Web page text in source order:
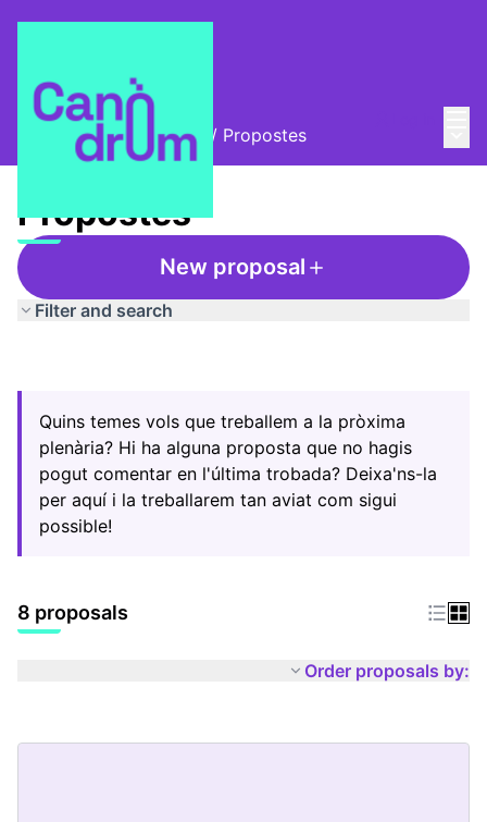
Trobades i assemblees / Propostes
Propostes
New proposal
Filter and search
Quins temes vols que treballem a la pròxima
plenària? Hi ha alguna proposta que no hagis
pogut comentar en l'última trobada? Deixa'ns-la
per aquí i la treballarem tan aviat com sigui
possible!
8 proposals
Order proposals by: